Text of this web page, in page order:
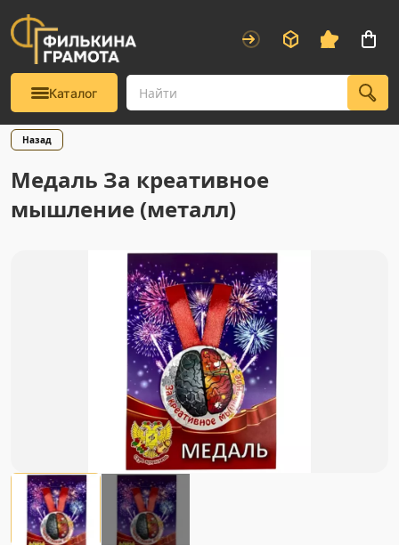
Каталог
Назад
Медаль За креативное
мышление (металл)